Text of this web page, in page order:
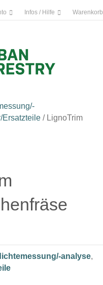
Infos / Hilfe Warenkorb
Ersatzteile / LignoTrim
analyse,